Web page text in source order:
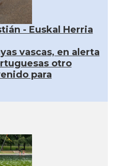
- Euskal Herria
vascas, en alerta
otro
para